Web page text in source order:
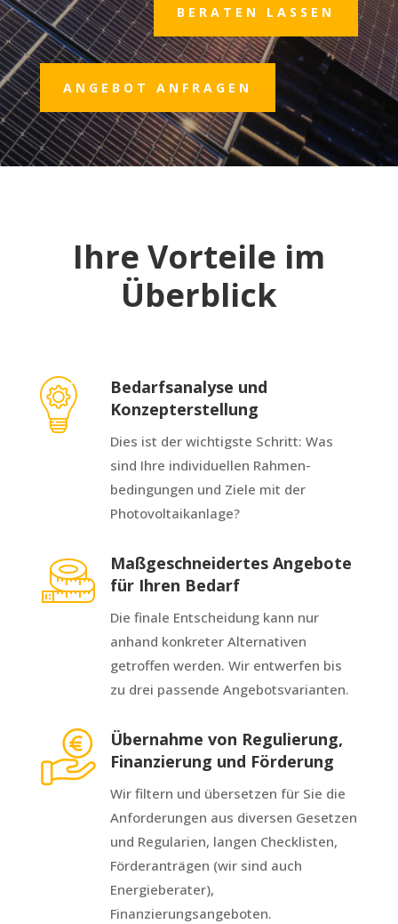
BERATEN LASSEN
ANGEBOT ANFRAGEN
Ihre Vorteile im
Überblick
Bedarfsanalyse und
Konzepterstellung
Dies ist der wichtigste Schritt: Was
sind Ihre individuellen Rahmen-
bedingungen und Ziele mit der
Photovoltaikanlage?
Maßgeschneidertes Angebote
für Ihren Bedarf
Die finale Entscheidung kann nur
anhand konkreter Alternativen
getroffen werden. Wir entwerfen bis
zu drei passende Angebotsvarianten.
Übernahme von Regulierung,
Finanzierung und Förderung
Wir filtern und übersetzen für Sie die
Anforderungen aus diversen Gesetzen
und Regularien, langen Checklisten,
Förderanträgen (wir sind auch
Energieberater),
Finanzierungsangeboten.